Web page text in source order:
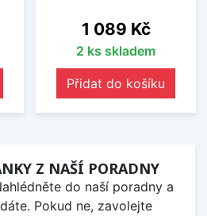
Cena
1 089 Kč
2 ks skladem
Přidat do košíku
Z NAŠÍ PORADNY
do naší poradny a
Pokud ne, zavolejte